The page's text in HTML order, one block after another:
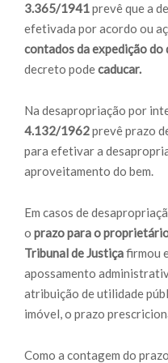
3.365/1941prevê que a
efetivada por acordo ou
contados da expedição do
decreto podecaducar.
Na desapropriação por
4.132/1962prevê prazo
para efetivar a
aproveitamento do bem.
Em casos de
o prazo para o
Tribunal de Justiçafirmou
apossamento
atribuição de utilidade
imóvel, o prazo
Como a contagem do